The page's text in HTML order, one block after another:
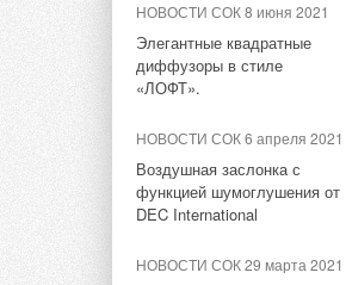
НОВОСТИ СОК 8 июня 2021
Элегантные квадратные
диффузоры в стиле
«ЛОФТ».
НОВОСТИ СОК 6 апреля 2021
Воздушная заслонка с
функцией шумоглушения от
DEC International
НОВОСТИ СОК 29 марта 2021
представила линейку
тепловых насосов «воздух-
вода» на R290
Тепловые насосы в связке с
солнечной генерацией и
накопителем снижают
потребление на 60%
НОВОСТИ СОК 3 августа 2026